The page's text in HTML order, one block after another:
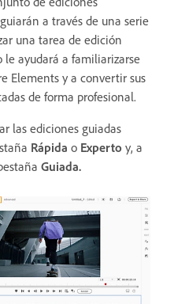
a través de una serie
una tarea de edición
le ayudará a familiarizarse
Elements y a convertir sus
de forma profesional.
las ediciones guiadas
Rápida o Experto y, a
Guiada.